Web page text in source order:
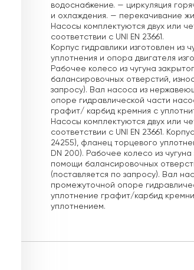
водоснабжение. — циркуляция
и охлаждения. — перекачивание
Насосы комплектуются двух или
соответствии с UNI EN 23661.
Корпус гидравлики изготовлен из
уплотнения и опора двигателя
Рабочее колесо из чугуна
балансировочных отверстий,
запросу). Вал насоса из
опоре гидравлической части
графит/ карбид кремния с
Насосы комплектуются двух или
соответствии с UNI EN 23661.
24255), фланец торцевого
DN 200). Рабочее колесо из
помощи балансировочных
(поставляется по запросу). Вал
промежуточной опоре
уплотнение графит/карбид
уплотнением.